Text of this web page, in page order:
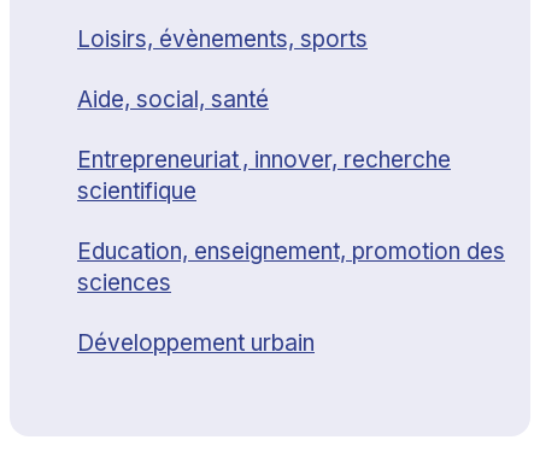
Loisirs, évènements, sports
Aide, social, santé
Entrepreneuriat , innover, recherche
scientifique
Education, enseignement, promotion des
sciences
Développement urbain